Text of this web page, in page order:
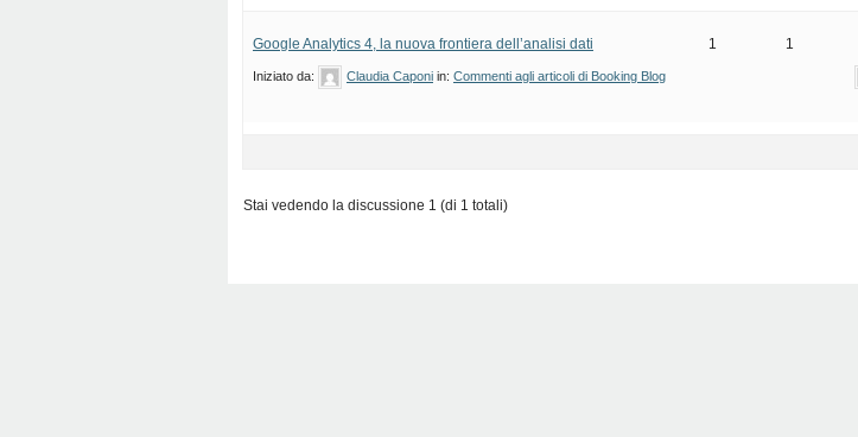
Google Analytics 4, la nuova frontiera dell’analisi dati
Iniziato da: Claudia Caponi in: Commenti agli articoli di Booking Blog
1 1
Stai vedendo la discussione 1 (di 1 totali)